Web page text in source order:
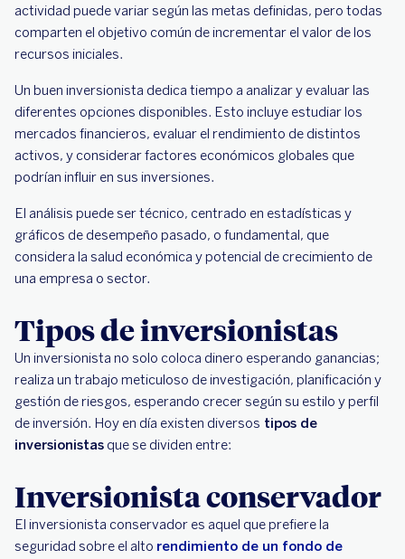
actividad puede variar según las metas definidas, pero todas
comparten el objetivo común de incrementar el valor de los
recursos iniciales.
Un buen inversionista dedica tiempo a analizar y evaluar las
diferentes opciones disponibles. Esto incluye estudiar los
mercados financieros, evaluar el rendimiento de distintos
activos, y considerar factores económicos globales que
podrían influir en sus inversiones.
El análisis puede ser técnico, centrado en estadísticas y
gráficos de desempeño pasado, o fundamental, que
considera la salud económica y potencial de crecimiento de
una empresa o sector.
Tipos de inversionistas
Un inversionista no solo coloca dinero esperando ganancias;
realiza un trabajo meticuloso de investigación, planificación y
gestión de riesgos, esperando crecer según su estilo y perfil
de inversión. Hoy en día existen diversos tipos de
inversionistas que se dividen entre:
Inversionista conservador
El inversionista conservador es aquel que prefiere la
seguridad sobre el alto rendimiento de un fondo de